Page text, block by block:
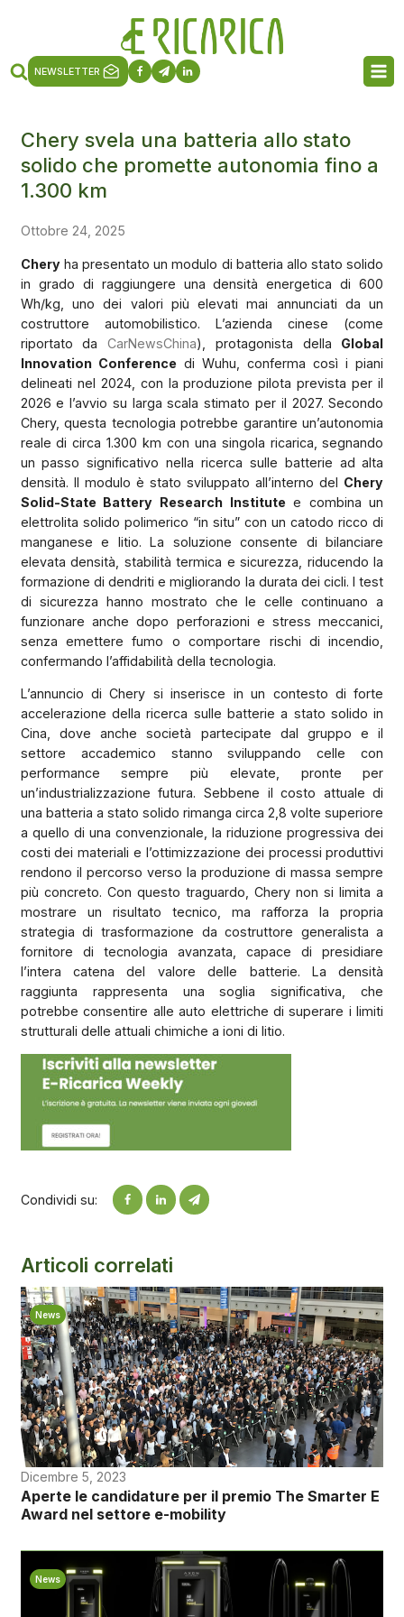
NEWSLETTER
Chery svela una batteria allo stato
solido che promette autonomia fino a
1.300 km
Ottobre 24, 2025
Cheryha presentato un modulo di batteria allo stato solido
in grado di raggiungere una densità energetica di 600
Wh/kg, uno dei valori più elevati mai annunciati da un
costruttore automobilistico. L’azienda cinese (come
riportato daCarNewsChina), protagonista della Global
Innovation Conference di Wuhu, conferma così i piani
delineati nel 2024, con la produzione pilota prevista per il
2026 e l’avvio su larga scala stimato per il 2027. Secondo
Chery, questa tecnologia potrebbe garantire un’autonomia
reale di circa 1.300 km con una singola ricarica, segnando
un passo significativo nella ricerca sulle batterie ad alta
densità. Il modulo è stato sviluppato all’interno del Chery
Solid-State Battery Research Institute e combina un
elettrolita solido polimerico “in situ” con un catodo ricco di
manganese e litio. La soluzione consente di bilanciare
elevata densità, stabilità termica e sicurezza, riducendo la
formazione di dendriti e migliorando la durata dei cicli. I test
di sicurezza hanno mostrato che le celle continuano a
funzionare anche dopo perforazioni e stress meccanici,
senza emettere fumo o comportare rischi di incendio,
confermando l’affidabilità della tecnologia.
L’annuncio di Chery si inserisce in un contesto di forte
accelerazione della ricerca sulle batterie a stato solido in
Cina, dove anche società partecipate dal gruppo e il
settore accademico stanno sviluppando celle con
performance sempre più elevate, pronte per
un’industrializzazione futura. Sebbene il costo attuale di
una batteria a stato solido rimanga circa 2,8 volte superiore
a quello di una convenzionale, la riduzione progressiva dei
costi dei materiali e l’ottimizzazione dei processi produttivi
rendono il percorso verso la produzione di massa sempre
più concreto. Con questo traguardo, Chery non si limita a
mostrare un risultato tecnico, ma rafforza la propria
strategia di trasformazione da costruttore generalista a
fornitore di tecnologia avanzata, capace di presidiare
l’intera catena del valore delle batterie. La densità
raggiunta rappresenta una soglia significativa, che
potrebbe consentire alle auto elettriche di superare i limiti
strutturali delle attuali chimiche a ioni di litio.
Condividi su:
Articoli correlati
News
Dicembre 5, 2023
Aperte le candidature per il premio The Smarter E
Award nel settore e-mobility
News